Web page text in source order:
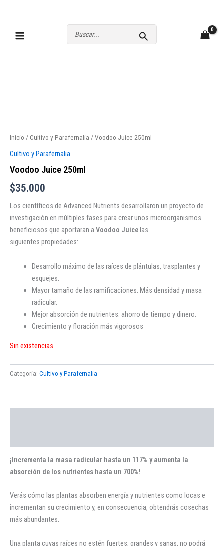
por:
Inicio / Cultivo y Parafernalia / Voodoo Juice 250ml
Cultivo y Parafernalia
Voodoo Juice 250ml
$35.000
Los científicos de Advanced Nutrients desarrollaron un proyecto de
investigación en múltiples fases para crear unos microorganismos
beneficiosos que aportaran a Voodoo Juicelas
siguientes propiedades:
Desarrollo máximo de las raíces de plántulas, trasplantes y
esquejes.
Mayor tamaño de las ramificaciones. Más densidad y masa
radicular.
Mejor absorción de nutrientes: ahorro de tiempo y dinero.
Crecimiento y floración más vigorosos
Sin existencias
Categoría: Cultivo y Parafernalia
¡Incrementa la masa radicular hasta un 117% y aumenta la
absorción de los nutrientes hasta un 700%!
Verás cómo las plantas absorben energía y nutrientes como locas e
incrementan su crecimiento y, en consecuencia, obtendrás cosechas
más abundantes.
Una planta cuyas raíces no estén fuertes, grandes y sanas, no podrá